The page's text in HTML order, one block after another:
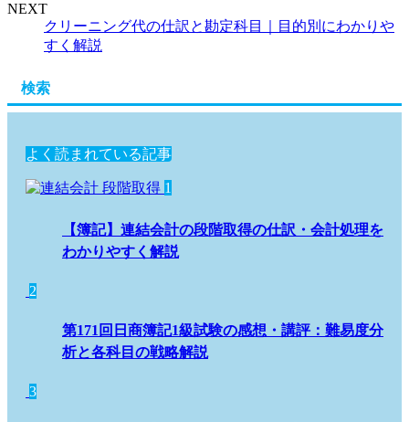
NEXT
クリーニング代の仕訳と勘定科目｜目的別にわかりや
すく解説
検索
よく読まれている記事
1
【簿記】連結会計の段階取得の仕訳・会計処理を
わかりやすく解説
2
第171回日商簿記1級試験の感想・講評：難易度分
析と各科目の戦略解説
3